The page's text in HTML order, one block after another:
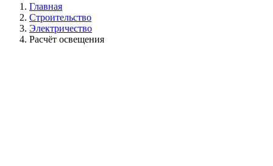
Главная
Строительство
Электричество
Расчёт освещения